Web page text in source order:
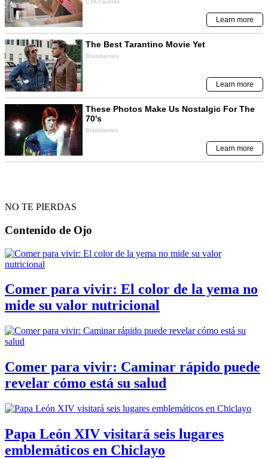
NO TE PIERDAS
Contenido de Ojo
Comer para vivir: El color de la yema no
mide su valor nutricional
Comer para vivir: Caminar rápido puede
revelar cómo está su salud
Papa León XIV visitará seis lugares
emblemáticos en Chiclayo